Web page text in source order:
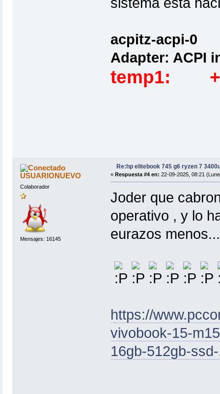
acpitz-acpi-0
Adapter: ACPI
temp1:
USUARIONUEVO
Colaborador
Mensajes: 16145
Re:hp elitebook 745 g6 ryzen 7
« Respuesta #4 en: 22-09-2025, 08:21
Joder que
operativo , y lo
eurazos
https://
vivobook-15-
16gb-512gb-